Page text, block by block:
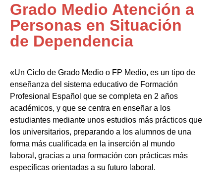
Grado Medio Atención a
Personas en Situación
de Dependencia
«Un Ciclo de Grado Medio o FP Medio, es un tipo de
enseñanza del sistema educativo de Formación
Profesional Español que se completa en 2 años
académicos, y que se centra en enseñar a los
estudiantes mediante unos estudios más prácticos que
los universitarios, preparando a los alumnos de una
forma más cualificada en la inserción al mundo
laboral, gracias a una formación con prácticas más
específicas orientadas a su futuro laboral.